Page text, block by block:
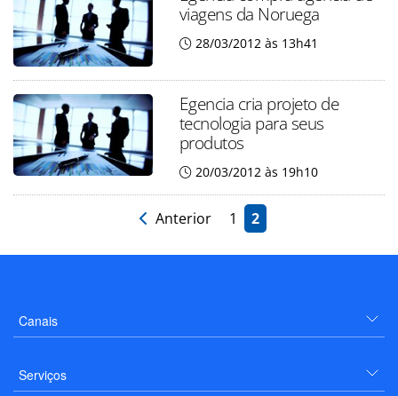
viagens da Noruega
28/03/2012 às 13h41
Egencia cria projeto de
tecnologia para seus
produtos
20/03/2012 às 19h10
Anterior 1 2
Canais
Serviços